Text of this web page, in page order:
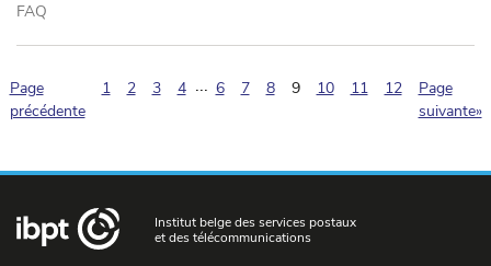
FAQ
Page
précédente
1 2 3 4 ... 6 7 8 9(pagination.current)
10 11 12
Page
suivante»
Institut belge des services postaux
et des télécommunications